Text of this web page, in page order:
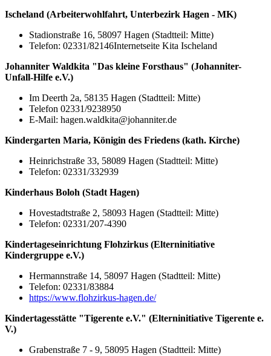
Ischeland (Arbeiterwohlfahrt, Unterbezirk Hagen - MK)
Stadionstraße 16, 58097 Hagen (Stadtteil: Mitte)
Telefon: 02331/82146Internetseite Kita Ischeland
Johanniter Waldkita "Das kleine Forsthaus" (Johanniter-
Unfall-Hilfe e.V.)
Im Deerth 2a, 58135 Hagen (Stadtteil: Mitte)
Telefon 02331/9238950
E-Mail: hagen.waldkita@johanniter.de
Kindergarten Maria, Königin des Friedens (kath. Kirche)
Heinrichstraße 33, 58089 Hagen (Stadtteil: Mitte)
Telefon: 02331/332939
Kinderhaus Boloh (Stadt Hagen)
Hovestadtstraße 2, 58093 Hagen (Stadtteil: Mitte)
Telefon: 02331/207-4390
Kindertageseinrichtung Flohzirkus (Elterninitiative
Kindergruppe e.V.)
Hermannstraße 14, 58097 Hagen (Stadtteil: Mitte)
Telefon: 02331/83884
https://www.flohzirkus-hagen.de/
Kindertagesstätte "Tigerente e.V." (Elterninitiative Tigerente e.
V.)
Grabenstraße 7 - 9, 58095 Hagen (Stadtteil: Mitte)